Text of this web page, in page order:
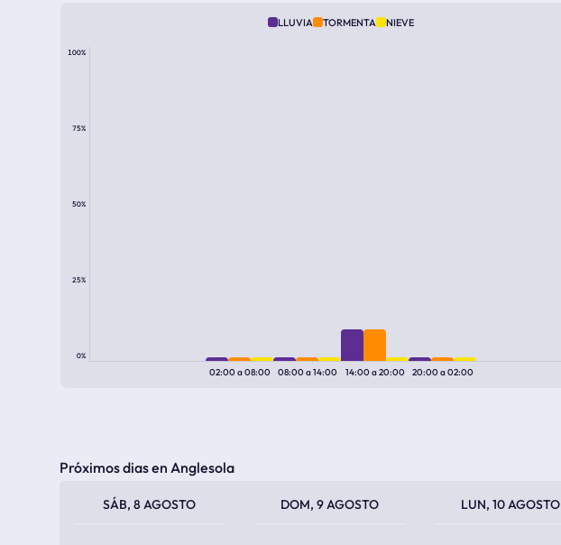
LLUVIA TORMENTA NIEVE
100%
75%
50%
25%
0%
02:00a08:00 08:00a14:00 14:00a20:00 20:00a02:00
Próximos dias en Anglesola
SÁB, 8 AGOSTO DOM, 9 AGOSTO LUN, 10 AGOSTO